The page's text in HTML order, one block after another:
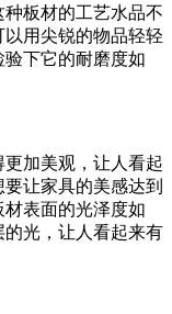
板材的工艺水品不
用尖锐的物品轻轻
下它的耐磨度如
加美观，让人看起
让家具的美感达到
表面的光泽度如
光，让人看起来有